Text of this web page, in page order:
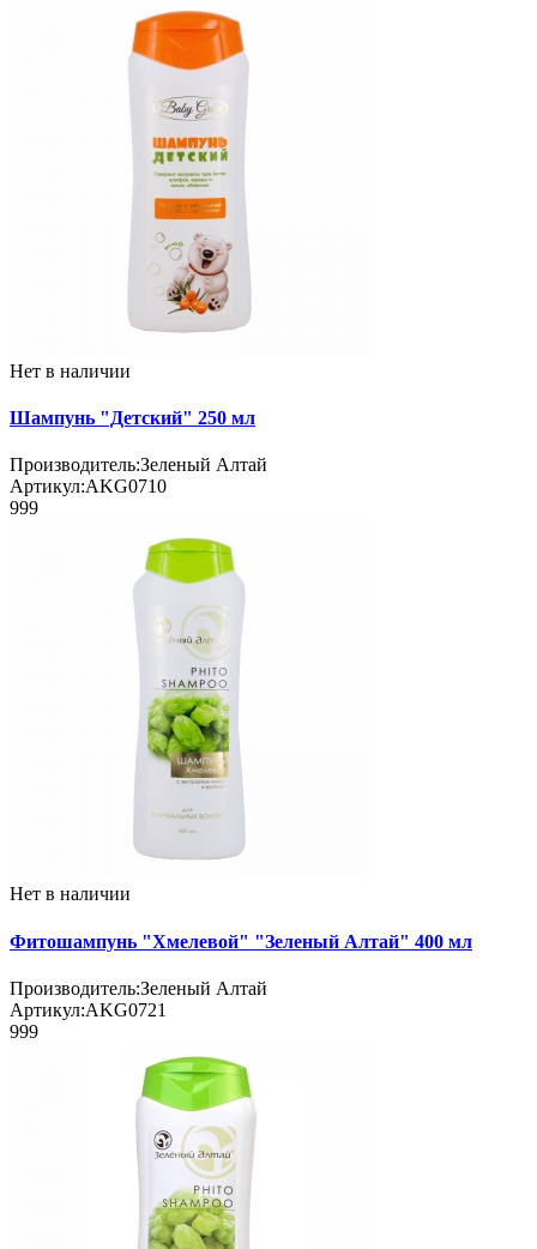
Нет в наличии
Шампунь "Детский" 250 мл
Производитель:Зеленый Алтай
Артикул:AKG0710
999
Нет в наличии
Фитошампунь "Хмелевой" "Зеленый Алтай" 400 мл
Производитель:Зеленый Алтай
Артикул:AKG0721
999